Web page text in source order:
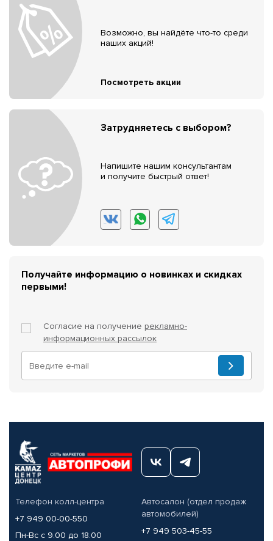
Возможно, вы найдёте что-то среди
наших акций!
Посмотреть акции
Затрудняетесь с выбором?
Напишите нашим консультантам
и получите быстрый ответ!
Получайте информацию о новинках и скидках
первыми!
Согласие на получение рекламно-
информационных рассылок
Телефон колл-центра
+7 949 00-00-550
Пн-Вс с 9.00 до 18.00
Автосалон (отдел продаж
автомобилей)
+7 949 503-45-55